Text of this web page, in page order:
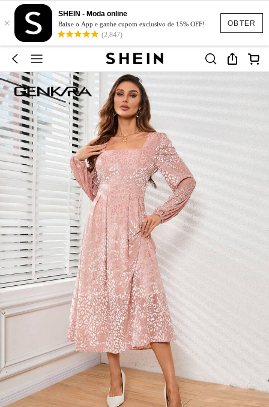
OBTER
×
SHEIN - Moda online
Baixe o App e ganhe cupom exclusivo de 15% OFF!
(2,847)